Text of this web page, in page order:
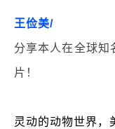
王俭美/
分享本人在全球知
片！
灵动的动物世界，